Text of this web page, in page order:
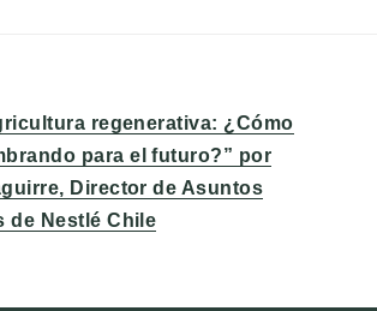
regenerativa: ¿Cómo
para el futuro?” por
Director de Asuntos
de Nestlé Chile